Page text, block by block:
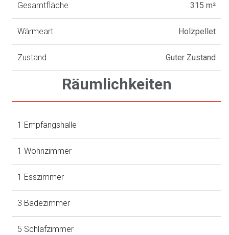
Gesamtfläche 315 m²
Wärmeart Holzpellet
Zustand Guter Zustand
Räumlichkeiten
1 Empfangshalle
1 Wohnzimmer
1 Esszimmer
3 Badezimmer
5 Schlafzimmer